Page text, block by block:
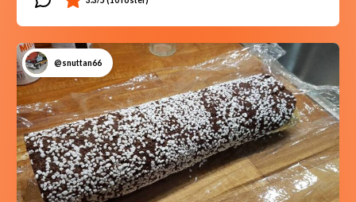
@snuttan66